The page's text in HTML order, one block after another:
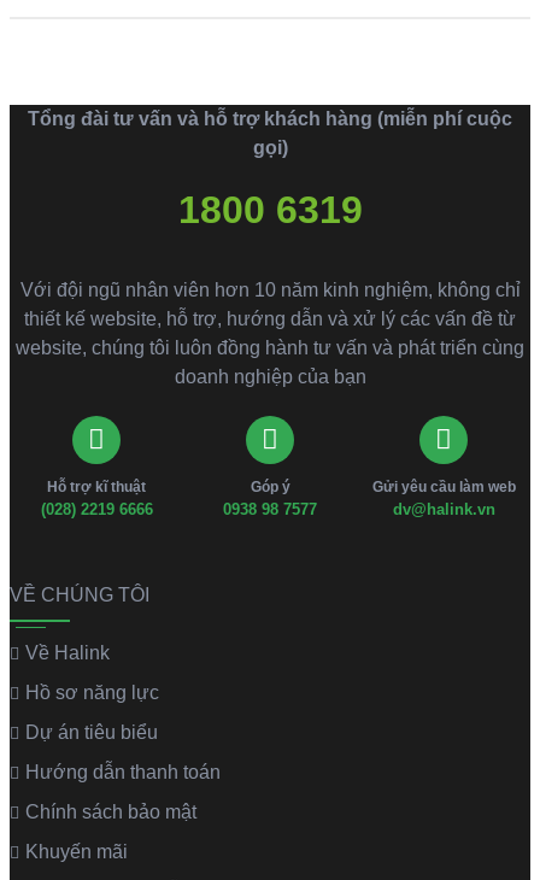
Tổng đài tư vấn và hỗ trợ khách hàng (miễn phí cuộc
gọi)
1800 6319
Với đội ngũ nhân viên hơn 10 năm kinh nghiệm, không chỉ
thiết kế website, hỗ trợ, hướng dẫn và xử lý các vấn đề từ
website, chúng tôi luôn đồng hành tư vấn và phát triển cùng
doanh nghiệp của bạn
Hỗ trợ kĩ thuật
(028) 2219 6666
Góp ý
0938 98 7577
Gửi yêu cầu làm web
dv@halink.vn
VỀ CHÚNG TÔI
Về Halink
Hồ sơ năng lực
Dự án tiêu biểu
Hướng dẫn thanh toán
Chính sách bảo mật
Khuyến mãi